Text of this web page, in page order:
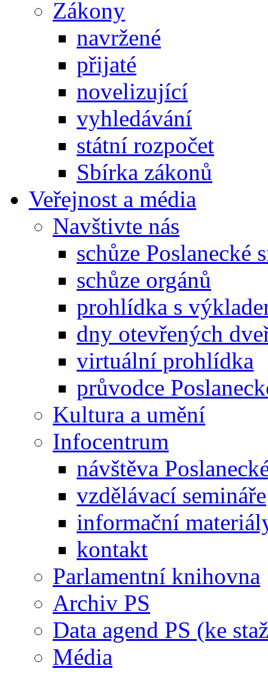
Zákony
navržené
přijaté
novelizující
vyhledávání
státní rozpočet
Sbírka zákonů
Veřejnost a média
Navštivte nás
schůze Poslanecké
schůze orgánů
prohlídka s
dny otevřených
virtuální prohlídka
průvodce
Kultura a umění
Infocentrum
návštěva
vzdělávací semináře
informační
kontakt
Parlamentní knihovna
Archiv PS
Data agend PS (ke
Média